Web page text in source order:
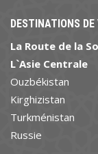
DESTINATIONS DE
La Route de la
L`Asie Centrale
Ouzbékistan
Kirghizistan
Turkménistan
Russie